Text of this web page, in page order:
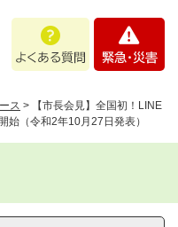
あ
問
・
ス >
【市長会見】全国初！LINE
始（令和2年10月27日発表）